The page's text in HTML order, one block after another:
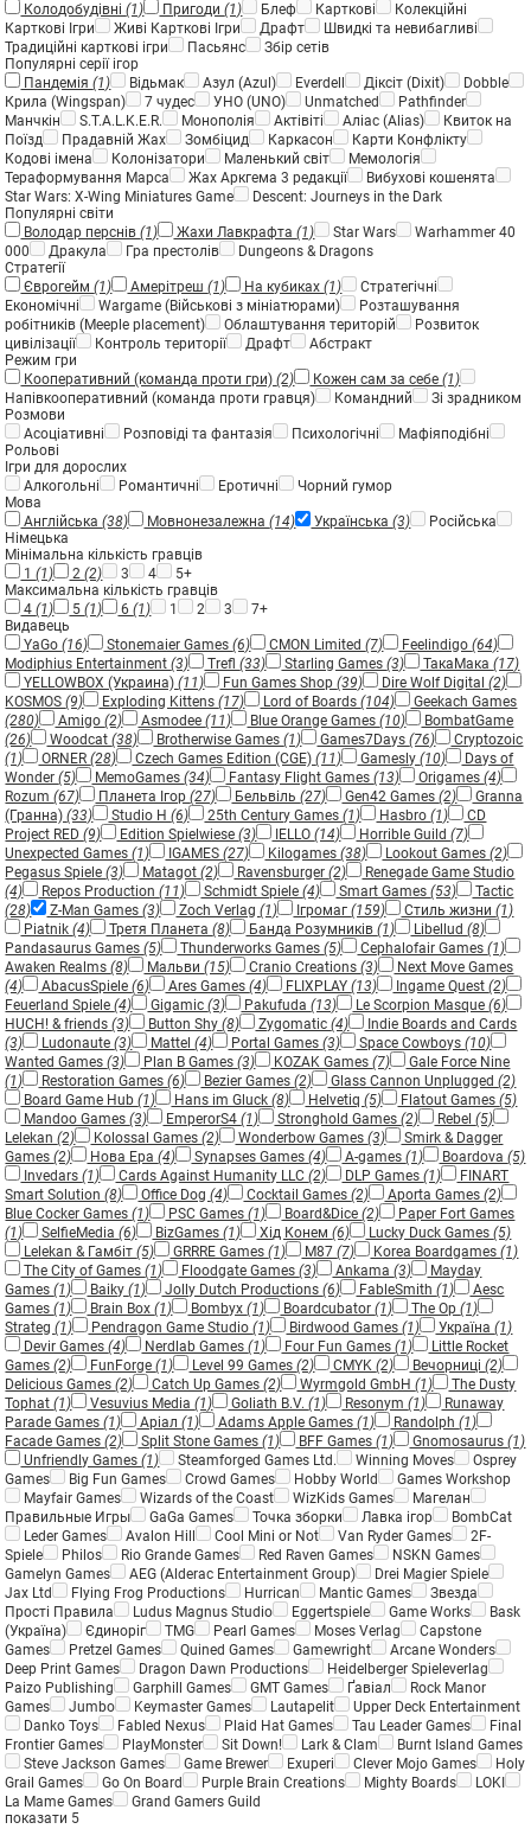
Колодобудівні(1) Пригоди(1) Блеф Карткові
Колекційні
Карткові Ігри
Живі Карткові Ігри Драфт
Швидкі та невибагливі
Традиційні карткові ігри
Пасьянс
Збір сетів
Популярні серії ігор
Пандемія(1) Відьмак Азул (Azul) Everdell Діксіт (Dixit)
Dobble
Крила (Wingspan)
7 чудес УНО (UNO) Unmatched
Pathfinder
Манчкін
S.T.A.L.K.E.R. Монополія Актівіті Аліас (Alias)
Квиток на
Поїзд
Прадавній Жах Зомбіцид Каркасон
Карти Конфлікту
Кодові імена
Колонізатори Маленький світ
Мемологія
Тераформування Марса
Жах Аркгема 3 редакції
Вибухові кошенята
Star Wars: X-Wing Miniatures Game
Descent: Journeys in the Dark
Популярні світи
Володар перснів(1) Жахи Лавкрафта(1) Star Wars
Warhammer 40
000
Дракула Гра престолів
Dungeons & Dragons
Стратегії
Єврогейм(1) Амерітреш(1) На кубиках(1)
Стратегічні
Економічні
Wargame (Військові з мініатюрами)
Розташування
робітників (Meeple placement)
Облаштування територій
Розвиток
цивілізації
Контроль території Драфт
Абстракт
Режим гри
Кооперативний (команда проти гри)(2) Кожен сам за себе(1)
Напівкооперативний (команда проти гравця)
Командний
Зі зрадником
Розмови
Асоціативні
Розповіді та фантазія Психологічні
Мафіяподібні
Рольові
Ігри для дорослих
Алкогольні
Романтичні Еротичні
Чорний гумор
Мова
Англійська(38) Мовнонезалежна(14) Українська(3)
Російська
Німецька
Мінімальна кількість гравців
1(1) 2(2) 3 4
5+
Максимальна кількість гравців
4(1) 5(1) 6(1) 1 2 3
7+
Видавець
YaGo(16) Stonemaier Games(6) CMON Limited(7) Feelindigo(64)
Modiphius Entertainment(3) Trefl(33) Starling Games(3) ТакаМака(17)
YELLOWBOX (Украина)(11) Fun Games Shop(39) Dire Wolf Digital(2)
KOSMOS(9) Exploding Kittens(17) Lord of Boards(104)
Geekach Games
(280)
Amigo(2) Asmodee(11) Blue Orange Games(10)
BombatGame
(26)
Woodcat(38) Brotherwise Games(1) Games7Days(76)
Cryptozoic
(1)
ORNER(28) Czech Games Edition (CGE)(11) Gamesly(10)
Days of
Wonder(5) MemoGames(34) Fantasy Flight Games(13) Origames(4)
Rozum(67) Планета Ігор(27) Бельвіль(27) Gen42 Games(2)
Granna
(Гранна)(33) Studio H(6) 25th Century Games(1) Hasbro(1)
CD
Project RED(9) Edition Spielwiese(3) IELLO(14) Horrible Guild(7)
Unexpected Games(1) IGAMES(27) Kilogames(38) Lookout Games(2)
Pegasus Spiele(3) Matagot(2) Ravensburger(2)
Renegade Game Studio
(4)
Repos Production(11) Schmidt Spiele(4) Smart Games(53)
Tactic
(28)
Z-Man Games(3) Zoch Verlag(1) Ігромаг(159) Стиль жизни(1)
Piatnik(4) Третя Планета(8) Банда Розумників(1) Libellud(8)
Pandasaurus Games(5) Thunderworks Games(5) Cephalofair Games(1)
Awaken Realms(8) Мальви(15) Cranio Creations(3)
Next Move Games
(4)
AbacusSpiele(6) Ares Games(4) FLIXPLAY(13) Ingame Quest(2)
Feuerland Spiele(4) Gigamic(3) Pakufuda(13) Le Scorpion Masque(6)
HUCH! & friends(3) Button Shy(8) Zygomatic(4)
Indie Boards and Cards
(3)
Ludonaute(3) Mattel(4) Portal Games(3) Space Cowboys(10)
Wanted Games(3) Plan B Games(3) KOZAK Games(7)
Gale Force Nine
(1)
Restoration Games(6) Bezier Games(2) Glass Cannon Unplugged(2)
Board Game Hub(1) Hans im Gluck(8) Helvetiq(5) Flatout Games(5)
Mandoo Games(3) EmperorS4(1) Stronghold Games(2) Rebel(5)
Lelekan(2) Kolossal Games(2) Wonderbow Games(3)
Smirk & Dagger
Games(2) Нова Ера(4) Synapses Games(4) A-games(1) Boardova(5)
Invedars(1) Cards Against Humanity LLC(2) DLP Games(1)
FINART
Smart Solution(8) Office Dog(4) Cocktail Games(2) Aporta Games(2)
Blue Cocker Games(1) PSC Games(1) Board&Dice(2)
Paper Fort Games
(1)
SelfieMedia(6) BizGames(1) Хід Конем(6) Lucky Duck Games(5)
Lelekan & Гамбіт(5) GRRRE Games(1) M87(7) Korea Boardgames(1)
The City of Games(1) Floodgate Games(3) Ankama(3)
Mayday
Games(1) Baiky(1) Jolly Dutch Productions(6) FableSmith(1)
Aesc
Games(1) Brain Box(1) Bombyx(1) Boardcubator(1) The Op(1)
Strateg(1) Pendragon Game Studio(1) Birdwood Games(1) Україна(1)
Devir Games(4) Nerdlab Games(1) Four Fun Games(1)
Little Rocket
Games(2) FunForge(1) Level 99 Games(2) CMYK(2) Вечорниці(2)
Delicious Games(2) Catch Up Games(2) Wyrmgold GmbH(1)
The Dusty
Tophat(1) Vesuvius Media(1) Goliath B.V.(1) Resonym(1)
Runaway
Parade Games(1) Аріал(1) Adams Apple Games(1) Randolph(1)
Facade Games(2) Split Stone Games(1) BFF Games(1) Gnomosaurus(1)
Unfriendly Games(1) Steamforged Games Ltd. Winning Moves
Osprey
Games
Big Fun Games Crowd Games Hobby World
Games Workshop
Mayfair Games
Wizards of the Coast WizKids Games
Магелан
Правильные Игры
GaGa Games Точка зборки Лавка ігор
BombCat
Leder Games
Avalon Hill Cool Mini or Not Van Ryder Games
2F-
Spiele
Philos Rio Grande Games Red Raven Games
NSKN Games
Gamelyn Games
AEG (Alderac Entertainment Group)
Drei Magier Spiele
Jax Ltd
Flying Frog Productions Hurrican Mantic Games
Звезда
Прості Правила
Ludus Magnus Studio Eggertspiele Game Works
Bask
(Україна)
Єдиноріг TMG Pearl Games Moses Verlag
Capstone
Games
Pretzel Games Quined Games Gamewright
Arcane Wonders
Deep Print Games
Dragon Dawn Productions
Heidelberger Spieleverlag
Paizo Publishing
Garphill Games GMT Games Ґавіал
Rock Manor
Games
Jumbo Keymaster Games Lautapelit
Upper Deck Entertainment
Danko Toys
Fabled Nexus Plaid Hat Games Tau Leader Games
Final
Frontier Games
PlayMonster Sit Down! Lark & Clam
Burnt Island Games
Steve Jackson Games
Game Brewer Exuperi Clever Mojo Games
Holy
Grail Games
Go On Board Purple Brain Creations Mighty Boards
LOKI
La Mame Games
Grand Gamers Guild
показати 5